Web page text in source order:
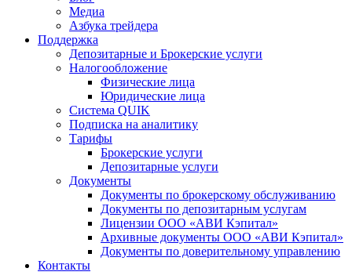
Медиа
Азбука трейдера
Поддержка
Депозитарные и Брокерские услуги
Налогообложение
Физические лица
Юридические лица
Система QUIK
Подписка на аналитику
Тарифы
Брокерские услуги
Депозитарные услуги
Документы
Документы по брокерскому обслуживанию
Документы по депозитарным услугам
Лицензии ООО «АВИ Кэпитал»
Архивные документы ООО «АВИ Кэпитал»
Документы по доверительному управлению
Контакты